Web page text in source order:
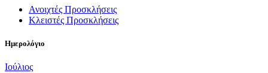
Ανοιχτές Προσκλήσεις
Κλειστές Προσκλήσεις
Ημερολόγιο
Ιούλιος